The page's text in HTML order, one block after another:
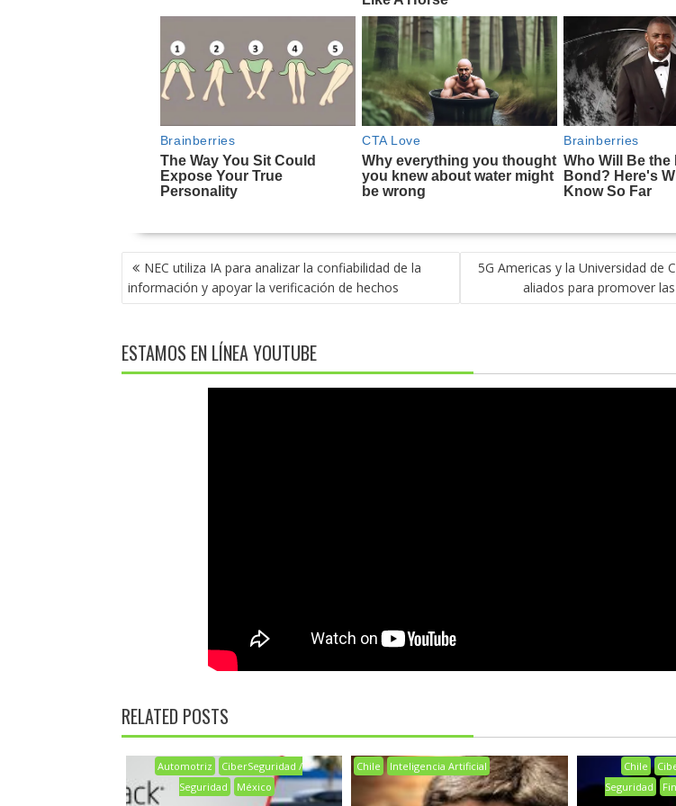
NAVEGACIÓN
DE
ENTRADAS
NEC utiliza IA para analizar la confiabilidad de la
información y apoyar la verificación de hechos
5G Americas y la Universidad de
aliados para promover
ESTAMOS EN LÍNEA YOUTUBE
RELATED POSTS
Automotriz
CiberSeguridad /
Seguridad
México
Chile Inteligencia Artificial Chile
Seguridad